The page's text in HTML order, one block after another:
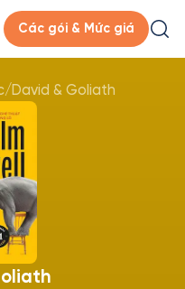
Các gói & Mức giá
/David & Goliath